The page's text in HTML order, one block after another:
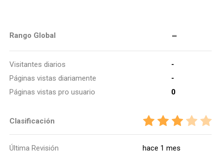
Rango Global -
Visitantes diarios
-
Páginas vistas diariamente
-
Páginas vistas pro usuario
0
Clasificación
Última Revisión hace 1 mes